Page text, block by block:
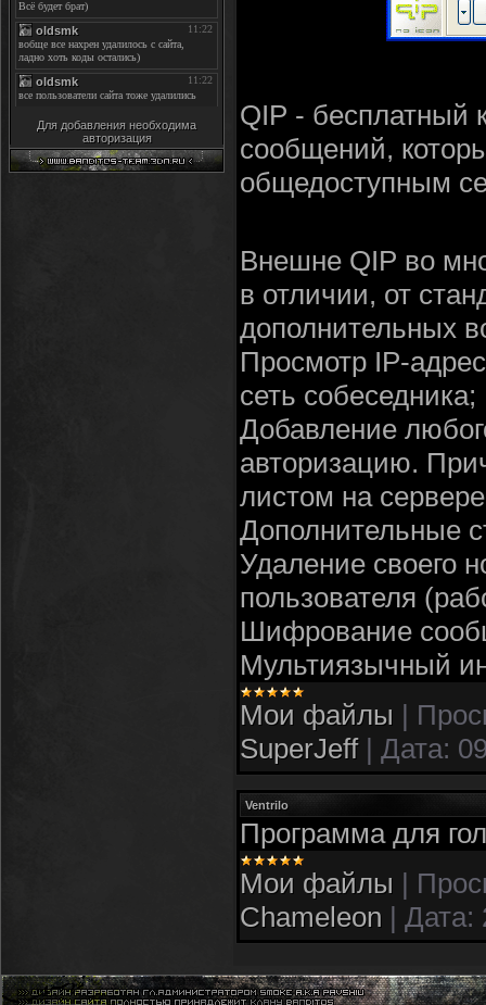
Для добавления необходима
авторизация
QIP - бесплатный
сообщений,
общедоступным
Внешне QIP во
в отличии, от
дополнительных
Просмотр IP-
сеть собеседника;
Добавление
авторизацию.
листом на
Дополнительные
Удаление своего
пользователя
Шифрование
Мультиязычный
Мои файлы |
SuperJeff| Дата:
Ventrilo
Программа для
Мои файлы |
Chameleon | Дата: